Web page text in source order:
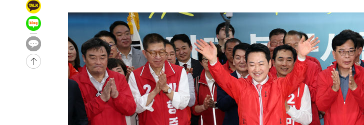
-27183초 전 >
-25868초 전 >
경찰, '홍명보는 2순위' 결론냈던 스포츠윤리센터도 압수수색
-11464초 전 >
[속보]합참 "北 발사체는 단거리탄도미사일…감시·경계태세 강
화"
-11212초 전 >
日방위성, 北이 동해로 쏜 발사체는 탄도미사일 가능성
-9642초 전 >
[속보] SKT, 에이닷 서비스 장애 발생…"원인 파악 중"
[속보]합참 "북, 동해상으로 미상 발사체 발사"
'낮 최고 39도' 불볕더위…한밤 열대야도 계속[내일날씨]
[속보]7~9일 프로야구 3연전도 폭염 취소…11일 재개
"韓 외환시장 개입 관측 배경엔 美의 대한국 무역적자 있어"